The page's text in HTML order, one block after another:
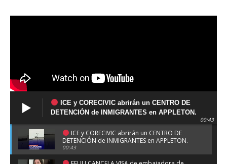
ICE y CORECIVIC abrirán un CENTRO DE
DETENCIÓN de INMIGRANTES en APPLETON.
00:43
ICE y CORECIVIC abrirán un CENTRO DE
DETENCIÓN de INMIGRANTES en APPLETON.
00:43